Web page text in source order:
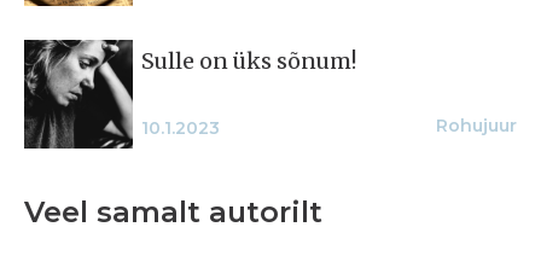
Sulle on üks sõnum!
10.1.2023 Rohujuur
Veel samalt autorilt